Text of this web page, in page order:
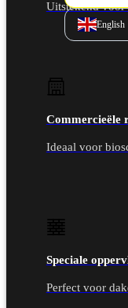
Uitstekend voor
Commercieële
Ideaal voor
Speciale
Perfect voor
English